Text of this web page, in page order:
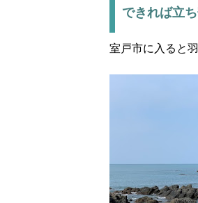
できれば立
室戸市に入ると